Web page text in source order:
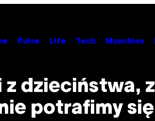
Pulse Life Tech Munchies
z dzieciństwa, z
potrafimy się